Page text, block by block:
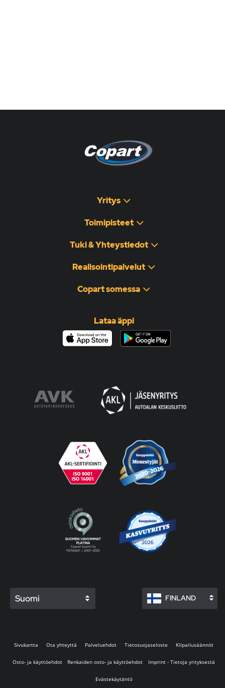
Yritys
Toimipisteet
Tuki & Yhteystiedot
Realisointipalvelut
Copart somessa
Lataa äppi
Suomi FINLAND
Sivukartta Ota yhteyttä Palveluehdot Tietosuojaseloste Kilpailusäännöt
Osto- ja käyttöehdot Renkaiden osto- ja käyttöehdot Imprint - Tietoja yrityksestä
Evästekäytäntö